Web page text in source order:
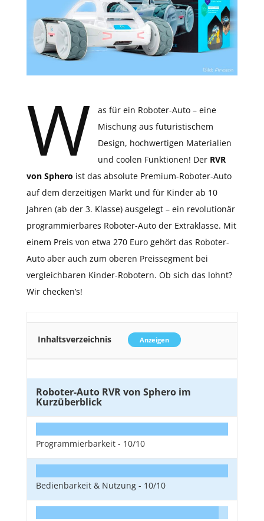
W
as für ein Roboter-Auto – eine
Mischung aus futuristischem
Design, hochwertigen Materialien
und coolen Funktionen! Der RVR
von Sphero ist das absolute Premium-Roboter-Auto
auf dem derzeitigen Markt und für Kinder ab 10
Jahren (ab der 3. Klasse) ausgelegt – ein revolutionär
programmierbares Roboter-Auto der Extraklasse. Mit
einem Preis von etwa 270 Euro gehört das Roboter-
Auto aber auch zum oberen Preissegment bei
vergleichbaren Kinder-Robotern. Ob sich das lohnt?
Wir checken’s!
Inhaltsverzeichnis Anzeigen
Roboter-Auto RVR von Sphero im
Kurzüberblick
Programmierbarkeit - 10/10
Bedienbarkeit & Nutzung - 10/10